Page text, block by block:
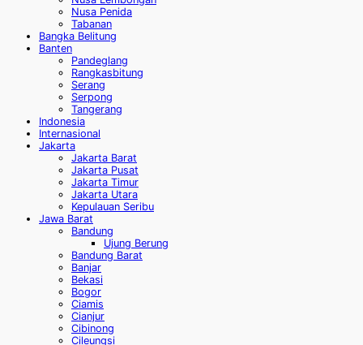
Nusa Penida
Tabanan
Bangka Belitung
Banten
Pandeglang
Rangkasbitung
Serang
Serpong
Tangerang
Indonesia
Internasional
Jakarta
Jakarta Barat
Jakarta Pusat
Jakarta Timur
Jakarta Utara
Kepulauan Seribu
Jawa Barat
Bandung
Ujung Berung
Bandung Barat
Banjar
Bekasi
Bogor
Ciamis
Cianjur
Cibinong
Cileungsi